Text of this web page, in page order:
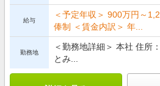
給与
＜予定年収＞ 900万円～
俸制 ＜賃金内訳＞ 年...
勤務地
＜勤務地詳細＞ 本社 住所
とみ...